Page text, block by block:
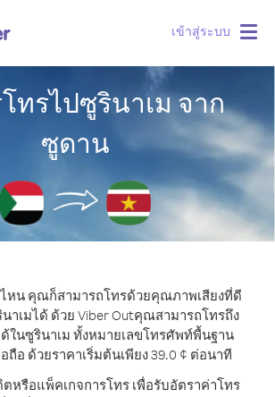
เข้าสู่ระบบ
ทรไปซูรินาเม จาก
ซูดาน
หน คุณก็สามารถโทรด้วยคุณภาพเสียงที่ดี
าเมได้ ด้วย Viber Outคุณสามารถโทรถึง
ในซูรินาเม ทั้งหมายเลขโทรศัพท์พื้นฐาน
อ ด้วยราคาเริ่มต้นเพียง 39.0 ¢ ต่อนาที
หรือแพ็คเกจการโทร เพื่อรับอัตราค่าโทร